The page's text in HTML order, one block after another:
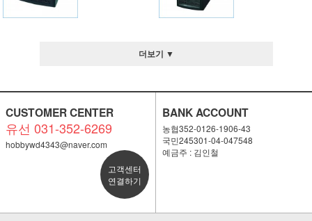
더보기 ▼
CUSTOMER CENTER
유선 031-352-6269
hobbywd4343@naver.com
고객센터
연결하기
BANK ACCOUNT
농협352-0126-1906-43
국민245301-04-047548
예금주 : 김인철